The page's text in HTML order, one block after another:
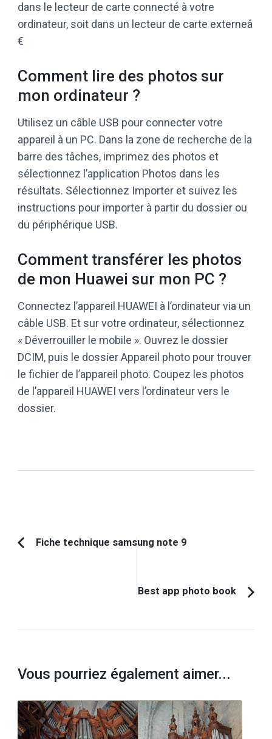
dans le lecteur de carte connecté à votre
ordinateur, soit dans un lecteur de carte externeâ
€
Comment lire des photos sur
mon ordinateur ?
Utilisez un câble USB pour connecter votre
appareil à un PC. Dans la zone de recherche de la
barre des tâches, imprimez des photos et
sélectionnez l’application Photos dans les
résultats. Sélectionnez Importer et suivez les
instructions pour importer à partir du dossier ou
du périphérique USB.
Comment transférer les photos
de mon Huawei sur mon PC ?
Connectez l’appareil HUAWEI à l’ordinateur via un
câble USB. Et sur votre ordinateur, sélectionnez
« Déverrouiller le mobile ». Ouvrez le dossier
DCIM, puis le dossier Appareil photo pour trouver
le fichier de l’appareil photo. Coupez les photos
de l’appareil HUAWEI vers l’ordinateur vers le
dossier.
Navigation
Fiche technique samsung note 9
Best app photo book
Vous pourriez également aimer...